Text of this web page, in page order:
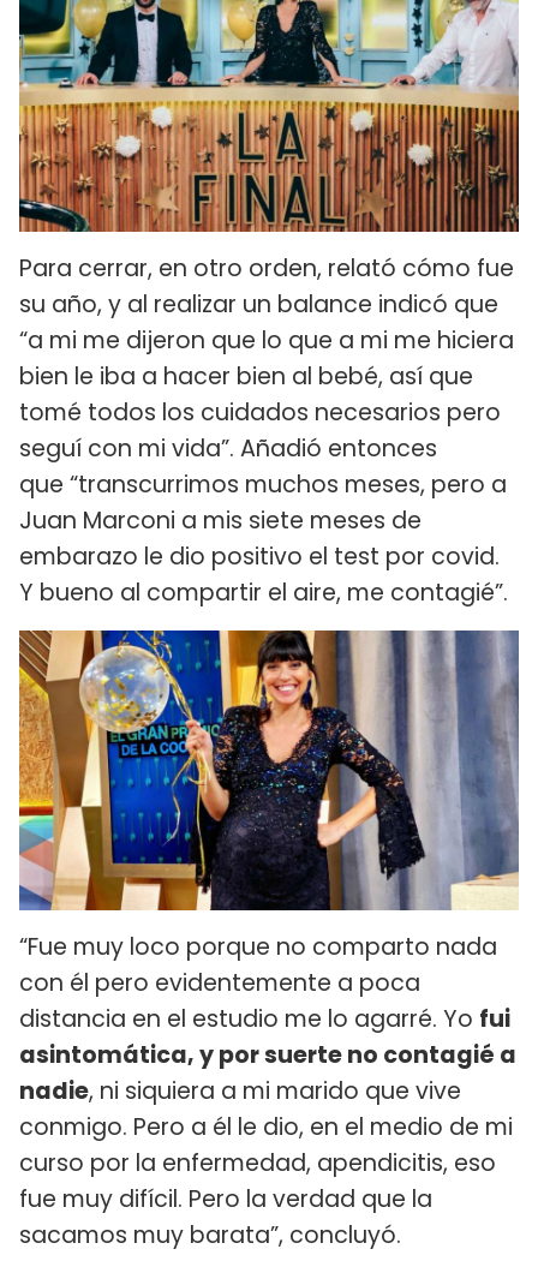
Para cerrar, en otro orden, relató cómo fue
su año, y al realizar un balance indicó que
“a mi me dijeron que lo que a mi me hiciera
bien le iba a hacer bien al bebé, así que
tomé todos los cuidados necesarios pero
seguí con mi vida”. Añadió entonces
que “transcurrimos muchos meses, pero a
Juan Marconi a mis siete meses de
embarazo le dio positivo el test por covid.
Y bueno al compartir el aire, me contagié”.
“Fue muy loco porque no comparto nada
con él pero evidentemente a poca
distancia en el estudio me lo agarré. Yo fui
asintomática, y por suerte no contagié a
nadie, ni siquiera a mi marido que vive
conmigo. Pero a él le dio, en el medio de mi
curso por la enfermedad, apendicitis, eso
fue muy difícil. Pero la verdad que la
sacamos muy barata”, concluyó.